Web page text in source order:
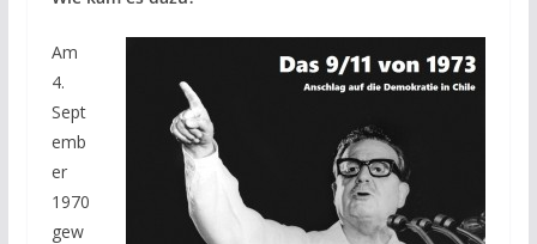
Am
4.
Sept
emb
er
1970
gew